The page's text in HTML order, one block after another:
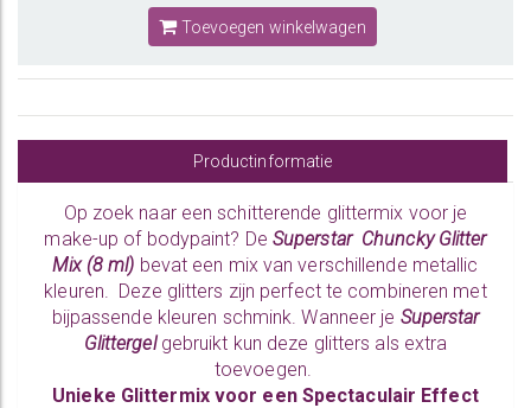
Toevoegen winkelwagen
Productinformatie
Op zoek naar een schitterende glittermix voor je
make-up of bodypaint? De Superstar Chuncky Glitter
Mix (8 ml) bevat een mix van verschillende metallic
kleuren. Deze glitters zijn perfect te combineren met
bijpassende kleuren schmink. Wanneer je Superstar
Glittergel gebruikt kun deze glitters als extra
toevoegen.
Unieke Glittermix voor een Spectaculair Effect